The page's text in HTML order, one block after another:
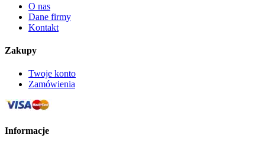
O nas
Dane firmy
Kontakt
Zakupy
Twoje konto
Zamówienia
Informacje